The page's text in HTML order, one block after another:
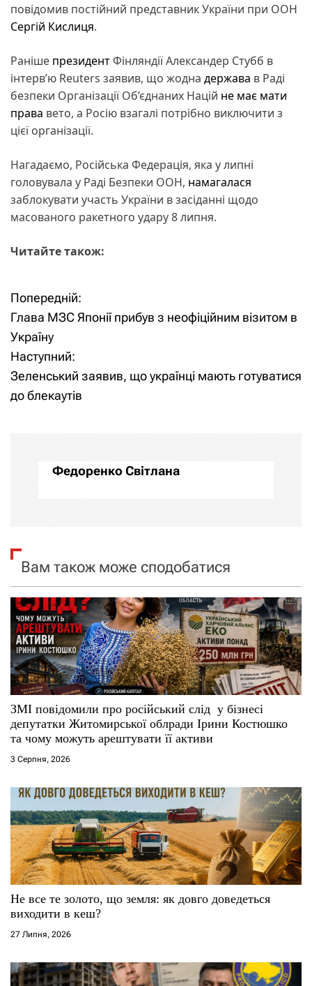
повідомив постійний представник України при ООН
Сергій Кислиця.
Раніше президентФінляндії Александер Стубб в
інтерв’ю Reuters заявив, що жодна держава в Раді
безпеки Організації Об’єднаних Націй не має мати
права вето, а Росію взагалі потрібно виключити з
цієї організації.
Нагадаємо, Російська Федерація, яка у липні
головувала у Раді Безпеки ООН, намагалася
заблокувати участь України в засіданні щодо
масованого ракетного удару 8 липня.
Читайте також:
Н
а
в
і
а
ц
і
а
п
и
с
і
в
Попередній:
Глава МЗС Японії прибув з неофіційним візитом в
Україну
Наступний:
Зеленський заявив, що українці мають готуватися
до блекаутів
Федоренко Світлана
Вам також може сподобатися
ЗМІ повідомили про російський слід у бізнесі
депутатки Житомирської облради Ірини Костюшко
та чому можуть арештувати її активи
3 Серпня, 2026
Не все те золото, що земля: як довго доведеться
виходити в кеш?
27 Липня, 2026